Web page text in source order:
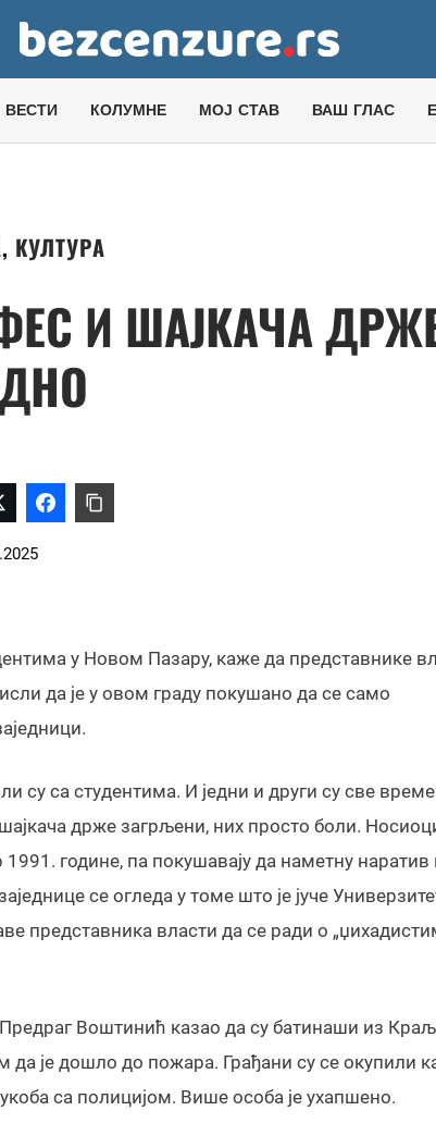
ВЕСТИ КОЛУМНЕ МОЈ СТАВ ВАШ ГЛАС
, КУЛТУРА
И ШАЈКАЧА
у Новом Пазару, каже да представнике
да је у овом граду покушано да се само
су са студентима. И једни и други су све време
држе загрљени, них просто боли.
године, па покушавају да наметну наратив
се огледа у томе што је јуче
представника власти да се ради о
Воштинић казао да су батинаши из
да је дошло до пожара. Грађани су се окупили
са полицијом. Више особа је ухапшено.